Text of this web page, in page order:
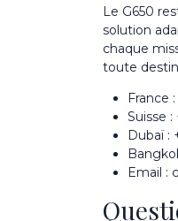
Le G650
solution
chaque
toute
France :
Suisse :
Dubaï :
Email :